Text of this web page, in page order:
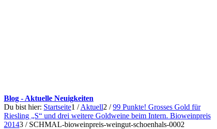
Blog - Aktuelle Neuigkeiten
Du bist hier: Startseite1 / Aktuell2 / 99 Punkte! Grosses Gold für
Riesling „S“ und drei weitere Goldweine beim Intern. Bioweinpreis
20143 / SCHMAL-bioweinpreis-weingut-schoenhals-0002